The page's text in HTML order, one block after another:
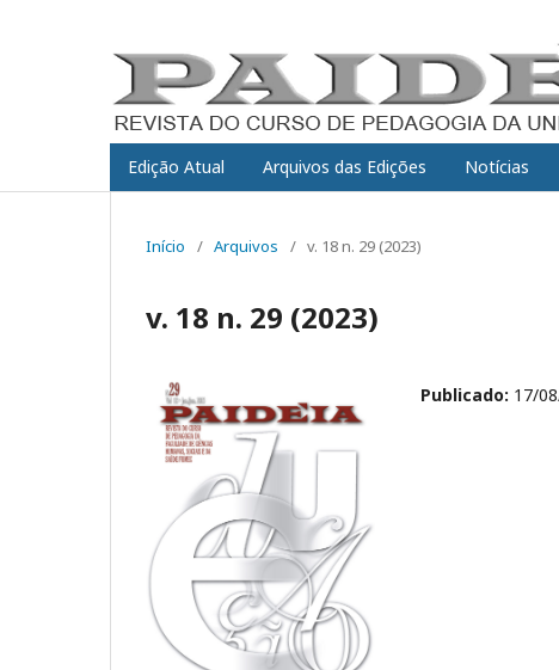
Edição Atual Arquivos das Edições Notícias
Início / Arquivos / v. 18 n. 29 (2023)
v. 18 n. 29 (2023)
Publicado: 17/